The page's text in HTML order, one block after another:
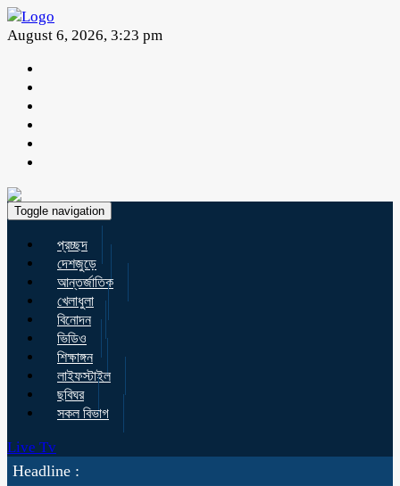
August 6, 2026, 3:23 pm
Toggle navigation
প্রচ্ছদ
দেশজুড়ে
আন্তর্জাতিক
খেলাধুলা
বিনোদন
ভিডিও
শিক্ষাঙ্গন
লাইফস্টাইল
ছবিঘর
সকল বিভাগ
Live Tv
Headline :